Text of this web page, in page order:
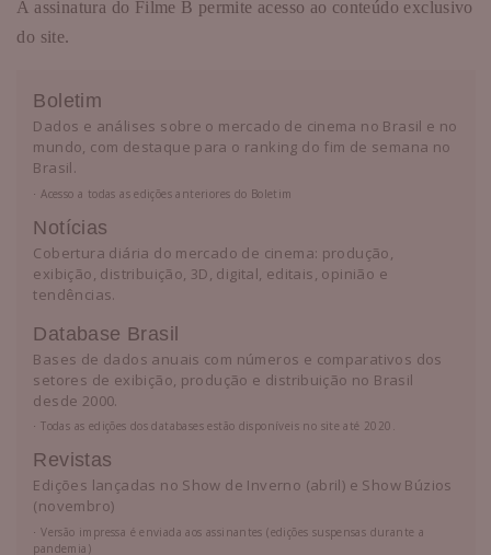
A assinatura do Filme B permite acesso ao conteúdo exclusivo
do site.
Boletim
Dados e análises sobre o mercado de cinema no Brasil e no
mundo, com destaque para o ranking do fim de semana no
Brasil.
⋅ Acesso a todas as edições anteriores do Boletim
Notícias
Cobertura diária do mercado de cinema: produção,
exibição, distribuição, 3D, digital, editais, opinião e
tendências.
Database Brasil
Bases de dados anuais com números e comparativos dos
setores de exibição, produção e distribuição no Brasil
desde 2000.
⋅ Todas as edições dos databases estão disponíveis no site até 2020.
Revistas
Edições lançadas no Show de Inverno (abril) e Show Búzios
(novembro)
⋅ Versão impressa é enviada aos assinantes (edições suspensas durante a
pandemia)